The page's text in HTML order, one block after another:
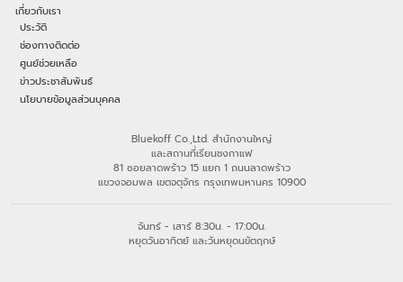
เกี่ยวกับเรา
ประวัติ
ช่องทางติดต่อ
ศูนย์ช่วยเหลือ
ข่าวประชาสัมพันธ์
นโยบายข้อมูลส่วนบุคคล
Bluekoff Co.,Ltd. สำนักงานใหญ่
และสถานที่เรียนชงกาแฟ
81 ซอยลาดพร้าว 15 แยก 1 ถนนลาดพร้าว
แขวงจอมพล เขตจตุจักร กรุงเทพมหานคร 10900
จันทร์ - เสาร์ 8:30น. - 17:00น.
หยุดวันอาทิตย์ และวันหยุดนขัตฤกษ์